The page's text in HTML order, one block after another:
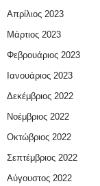
Απρίλιος 2023
Μάρτιος 2023
Φεβρουάριος 2023
Ιανουάριος 2023
Δεκέμβριος 2022
Νοέμβριος 2022
Οκτώβριος 2022
Σεπτέμβριος 2022
Αύγουστος 2022